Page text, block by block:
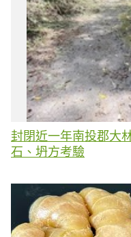
封閉近一年南投郡大
石、坍方考驗